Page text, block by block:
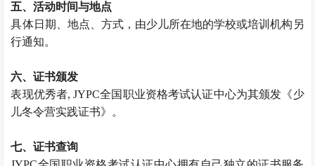
五、活动时间与地点
具体日期、地点、方式，由少儿所在地的学校或培训机构另
行通知。
六、证书颁发
表现优秀者, JYPC全国职业资格考试认证中心为其颁发《少
儿冬令营实践证书》。
七、证书查询